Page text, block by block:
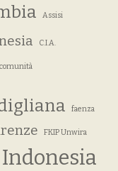
Assisi
C.I.A.
faenza
FKIP Unwira
Indonesia